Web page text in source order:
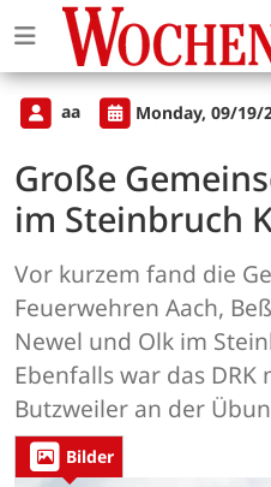
aa Monday, 09/19/
Große
im Steinbruch
Vor kurzem fand die
Feuerwehren Aach,
Newel und Olk im
Ebenfalls war das
Butzweiler an der
Bilder